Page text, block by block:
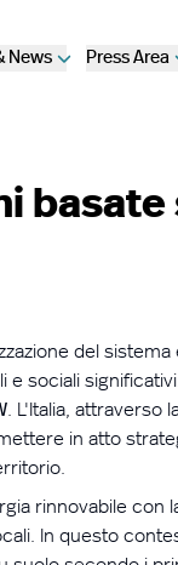
News Press Area
basate
del
sociali significativi.
L'Italia , attraverso
in atto
rinnovabile con
In questo